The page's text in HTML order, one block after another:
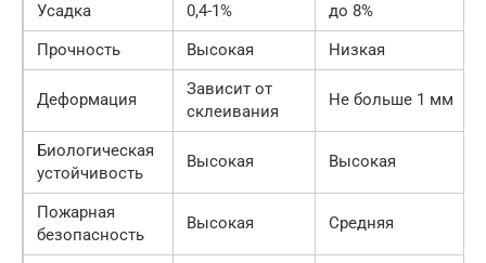
Усадка
0,4-1%
до 8%
Прочность
Высокая Низкая
Деформация
Зависит от
склеивания
Не больше 1 мм
Биологическая
устойчивость
Высокая Высокая
Пожарная
безопасность
Высокая Средняя